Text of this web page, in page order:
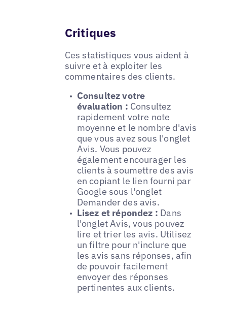
Critiques
Ces statistiques vous aident à
suivre et à exploiter les
commentaires des clients.
Consultez votre
évaluation : Consultez
rapidement votre note
moyenne et le nombre d'avis
que vous avez sous l'onglet
Avis. Vous pouvez
également encourager les
clients à soumettre des avis
en copiant le lien fourni par
Google sous l'onglet
Demander des avis.
Lisez et répondez : Dans
l'onglet Avis, vous pouvez
lire et trier les avis. Utilisez
un filtre pour n'inclure que
les avis sans réponses, afin
de pouvoir facilement
envoyer des réponses
pertinentes aux clients.